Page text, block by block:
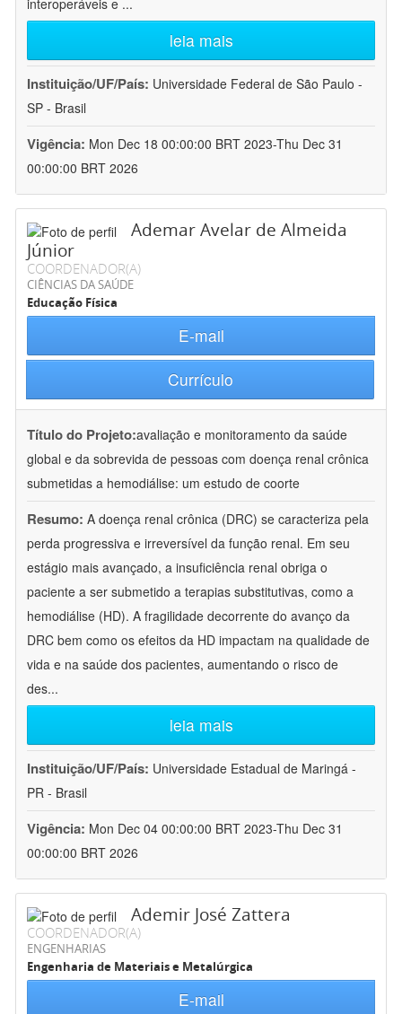
interoperáveis e ...
leia mais
Instituição/UF/País: Universidade Federal de São Paulo -
SP - Brasil
Vigência: Mon Dec 18 00:00:00 BRT 2023-Thu Dec 31
00:00:00 BRT 2026
Ademar Avelar de Almeida
Júnior
COORDENADOR(A)
CIÊNCIAS DA SAÚDE
Educação Física
E-mail
Currículo
Título do Projeto:avaliação e monitoramento da saúde
global e da sobrevida de pessoas com doença renal crônica
submetidas a hemodiálise: um estudo de coorte
Resumo: A doença renal crônica (DRC) se caracteriza pela
perda progressiva e irreversível da função renal. Em seu
estágio mais avançado, a insuficiência renal obriga o
paciente a ser submetido a terapias substitutivas, como a
hemodiálise (HD). A fragilidade decorrente do avanço da
DRC bem como os efeitos da HD impactam na qualidade de
vida e na saúde dos pacientes, aumentando o risco de
des...
leia mais
Instituição/UF/País: Universidade Estadual de Maringá -
PR - Brasil
Vigência: Mon Dec 04 00:00:00 BRT 2023-Thu Dec 31
00:00:00 BRT 2026
Ademir José Zattera
COORDENADOR(A)
ENGENHARIAS
Engenharia de Materiais e Metalúrgica
E-mail